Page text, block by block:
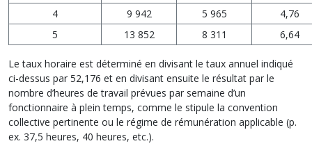
4
9 942 5 965
4,76
5
13 852 8 311 6,64
Le taux horaire est déterminé en divisant le taux annuel indiqué
ci-dessus par 52,176 et en divisant ensuite le résultat par le
nombre d’heures de travail prévues par semaine d’un
fonctionnaire à plein temps, comme le stipule la convention
collective pertinente ou le régime de rémunération applicable (p.
ex. 37,5 heures, 40 heures, etc.).